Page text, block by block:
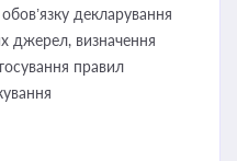
декларування
джерел, визначення
правил